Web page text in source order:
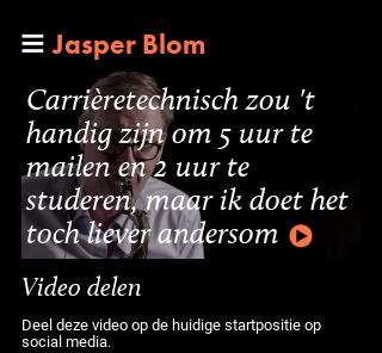
Jasper Blom
Carrièretechnisch zou 't
handig zijn om 5 uur te
mailen en 2 uur te
studeren, maar ik doet het
toch liever andersom
Video delen
Deel deze video op de huidige startpositie op
social media.